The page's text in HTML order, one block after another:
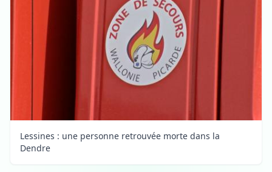
Lessines : une personne retrouvée morte dans la
Dendre